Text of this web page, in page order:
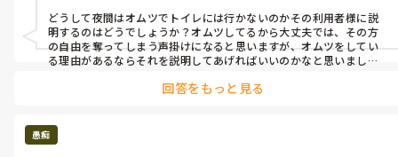
どうして夜間はオムツでトイレには行かないのかその利用者様に説
明するのはどうでしょうか？オムツしてるから大丈夫では、その方
の自由を奪ってしまう声掛けになると思いますが、オムツをしてい
る理由があるならそれを説明してあげればいいのかなと思いまし
身体的に安全にトイレに行ける方でこちらの都合でオムツにしてい
ないかと思います。
回答をもっと見る
愚痴